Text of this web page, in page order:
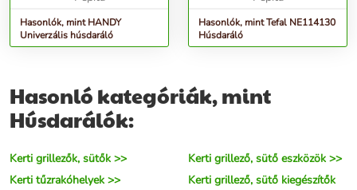
Hasonlók, mint HANDY
Univerzális húsdaráló
Hasonlók, mint Tefal NE114130
Húsdaráló
Hasonló kategóriák, mint
Húsdarálók:
Kerti grillezők, sütők >>
Kerti grillező, sütő eszközök >>
Kerti tűzrakóhelyek >>
Kerti grillező, sütő kiegészítők